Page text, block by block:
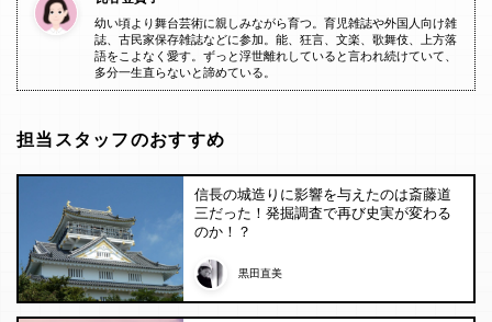
幼い頃より舞台芸術に親しみながら育つ。育児雑誌や外国人向け雑
誌、古民家保存雑誌などに参加。能、狂言、文楽、歌舞伎、上方落
語をこよなく愛す。ずっと浮世離れしていると言われ続けていて、
多分一生直らないと諦めている。
担当スタッフのおすすめ
信長の城造りに影響を与えたのは斎藤道
三だった！発掘調査で再び史実が変わる
のか！？
黒田直美